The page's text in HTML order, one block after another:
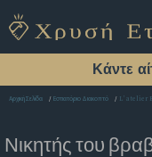
Κάντε
Αρχική Σελίδα Εστιατόριο Διακοπτό L’ atelier
Νικητής του